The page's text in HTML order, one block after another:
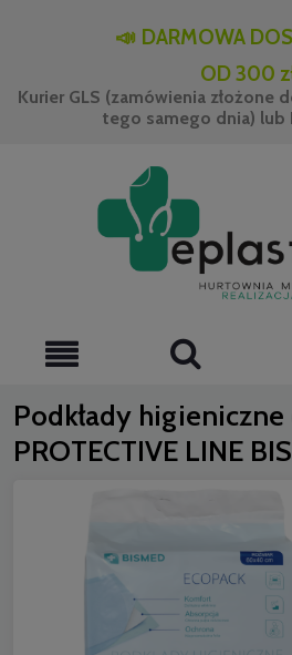
📣 DARMOWA
OD 300
Kurier GLS (zamówienia złożone
tego samego dnia) lub
Podkłady
PROTECTIVE LINE